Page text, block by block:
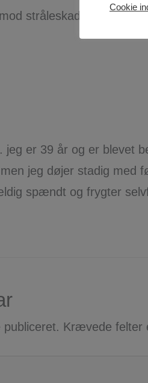
stråleskader”
jeg er 39 år og er blevet
jeg døjer stadig med
spændt og frygter
publiceret. Krævede felter
Cookie